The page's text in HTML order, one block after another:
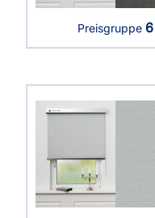
Preisgruppe 6